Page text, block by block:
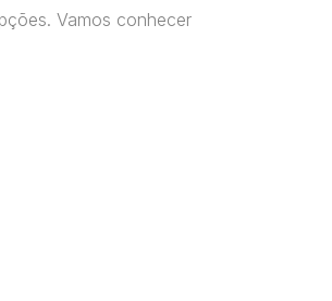
Vamos conhecer